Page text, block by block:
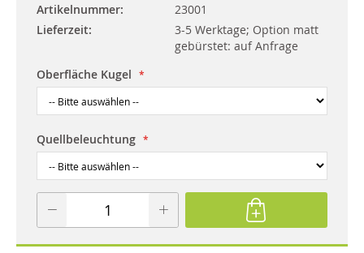
Artikelnummer
23001
Lieferzeit
3-5 Werktage; Option matt
gebürstet: auf Anfrage
Oberfläche Kugel
Quellbeleuchtung